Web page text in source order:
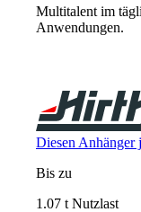
Multitalent im
Anwendungen.
Diesen Anhänger
Bis zu
1.07 t Nutzlast